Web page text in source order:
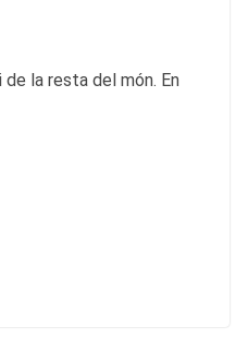
la resta del món. En